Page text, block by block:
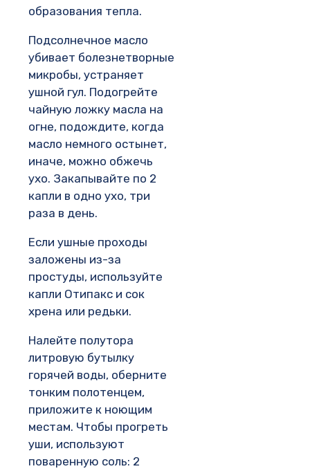
образования тепла.
Подсолнечное масло
убивает болезнетворные
микробы, устраняет
ушной гул. Подогрейте
чайную ложку масла на
огне, подождите, когда
масло немного остынет,
иначе, можно обжечь
ухо. Закапывайте по 2
капли в одно ухо, три
раза в день.
Если ушные проходы
заложены из-за
простуды, используйте
капли Отипакс и сок
хрена или редьки.
Налейте полутора
литровую бутылку
горячей воды, оберните
тонким полотенцем,
приложите к ноющим
местам. Чтобы прогреть
уши, используют
поваренную соль: 2